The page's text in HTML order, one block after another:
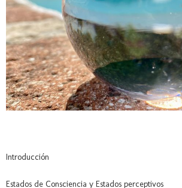
Introducción
Estados de Consciencia y Estados perceptivos